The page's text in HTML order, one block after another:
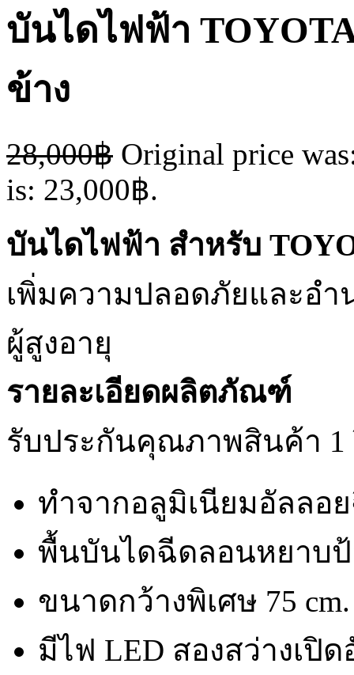
บันไดไฟฟ้า
ข้าง
28,000฿ Original price
is: 23,000฿.
บันไดไฟฟ้า สำหรับ
เพิ่มความปลอดภัยและอำ
ผู้สูงอายุ
รายละเอียดผลิตภัณฑ์
รับประกันคุณภาพสินค้า 1
ทำจากอลูมิเนียมอัลลอ
พื้นบันไดฉีดลอนหยาบ
ขนาดกว้างพิเศษ 75
มีไฟ LED สองสว่างเปิ